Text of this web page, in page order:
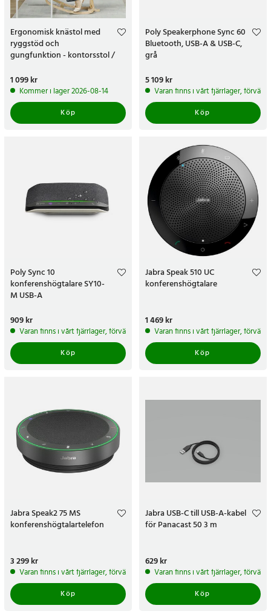
Ergonomisk knästol med
ryggstöd och
gungfunktion - kontorsstol /
Pris:1 099 kr
1 099 kr
Kommer i lager 2026-08-14
Köp
Poly Speakerphone Sync 60
Bluetooth, USB-A & USB-C,
grå
Pris:5 109 kr
5 109 kr
Varan finns i vårt fjärrlager,
Köp
Poly Sync 10
konferenshögtalare SY10-
M USB-A
Pris:909 kr
909 kr
Varan finns i vårt fjärrlager, förväntas skickas inom 5-7 arbetsdagar
Köp
Jabra Speak 510 UC
konferenshögtalare
Pris:1 469 kr
1 469 kr
Varan finns i vårt fjärrlager,
Köp
Jabra Speak2 75 MS
konferenshögtalartelefon
Pris:3 299 kr
3 299 kr
Varan finns i vårt fjärrlager, förväntas skickas inom 5-7 arbetsdagar
Köp
Jabra USB-C till USB-A-kabel
för Panacast 50 3 m
Pris:629 kr
629 kr
Varan finns i vårt fjärrlager,
Köp